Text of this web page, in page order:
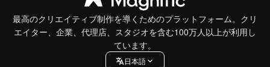
最高のクリエイティブ制作を導くためのプラットフォーム。クリ
エイター、企業、代理店、スタジオを含む100万人以上が利用し
ています。
日本語